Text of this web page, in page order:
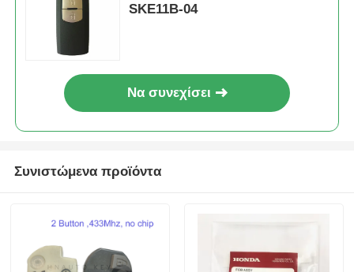
SKE11B-04
Να συνεχίσει
Συνιστώμενα προϊόντα